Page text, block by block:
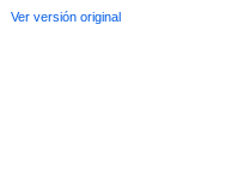
Ver versión original